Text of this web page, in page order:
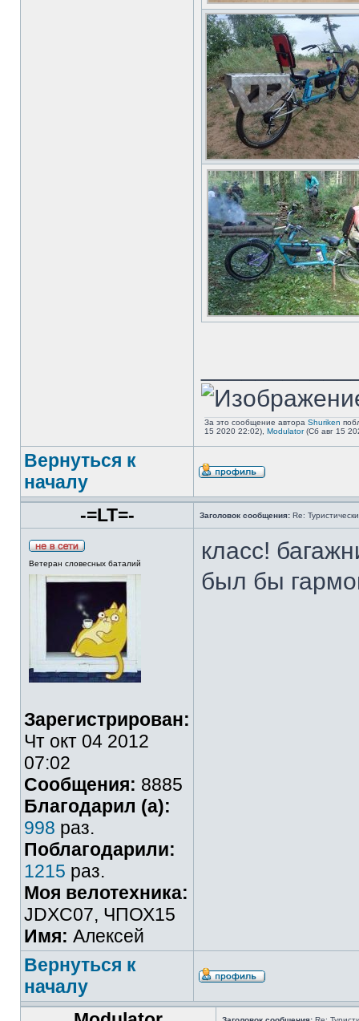
За это сообщение автора Shuriken
15 2020 22:02), Modulator(Сб авг 15
Вернуться к
началу
-=LT=-
Заголовок сообщения: Re:
Ветеран словесных баталий
Зарегистрирован:
Чт окт 04 2012
07:02
Сообщения: 8885
Благодарил (а):
998 раз.
Поблагодарили:
1215 раз.
Моя велотехника:
JDXC07, ЧПОХ15
Имя: Алексей
класс!
был бы
Вернуться к
началу